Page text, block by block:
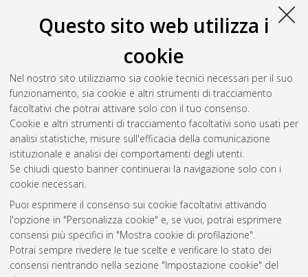
Questo sito web utilizza i
cookie
Nel nostro sito utilizziamo sia cookie tecnici necessari per il suo
funzionamento, sia cookie e altri strumenti di tracciamento
facoltativi che potrai attivare solo con il tuo consenso.
Cookie e altri strumenti di tracciamento facoltativi sono usati per
analisi statistiche, misure sull'efficacia della comunicazione
istituzionale e analisi dei comportamenti degli utenti.
Se chiudi questo banner continuerai la navigazione solo con i
cookie necessari.
Puoi esprimere il consenso sui cookie facoltativi attivando
l'opzione in "Personalizza cookie" e, se vuoi, potrai esprimere
consensi più specifici in "Mostra cookie di profilazione".
Potrai sempre rivedere le tue scelte e verificare lo stato dei
consensi rientrando nella sezione "Impostazione cookie" del
Vedi altre statistiche
Gestione del documento:
Atom
Rss
AMS Acta
ISSN: 2038-7954
re3data.org -
doi.org/10.17616/R3P19R
Servizio implementato e